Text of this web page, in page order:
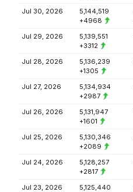
Jul 30, 2026
5,144,519
+4968
Jul 29, 2026
5,139,551
+3312
Jul 28, 2026
5,136,239
+1305
Jul 27, 2026
5,134,934
+2987
Jul 26, 2026
5,131,947
+1601
Jul 25, 2026
5,130,346
+2089
Jul 24, 2026
5,128,257
+2817
Jul 23, 2026
5,125,440